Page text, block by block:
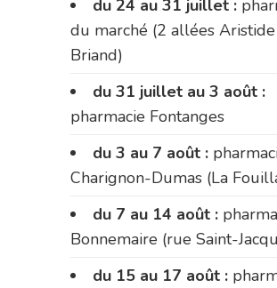
du 24 au 31 juillet :
du marché (2 allées Aristide
Briand)
du 31 juillet au 3 août :
pharmacie Fontanges
du 3 au 7 août :
Charignon-Dumas (La
du 7 au 14 août :
Bonnemaire (rue Saint-
du 15 au 17 août :